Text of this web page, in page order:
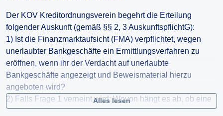
Der KOV Kreditordnungsverein begehrt die Erteilung
folgender Auskunft (gemäß §§ 2, 3 AuskunftspflichtG):
1) Ist die Finanzmarktaufsicht (FMA) verpflichtet, wegen
unerlaubter Bankgeschäfte ein Ermittlungsverfahren zu
eröffnen, wenn ihr der Verdacht auf unerlaubte
Bankgeschäfte angezeigt und Beweismaterial hierzu
angeboten wird?
2) Falls Frage 1 verneint wird: Wovon hängt es ab, ob eine
Pflicht der Finanzmarktaufsicht (FMA) besteht, ein
Alles lesen